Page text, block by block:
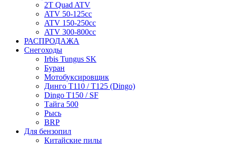
2T Quad ATV
ATV 50-125cc
ATV 150-250cc
ATV 300-800cc
РАСПРОДАЖА
Снегоходы
Irbis Tungus SK
Буран
Мотобуксировщик
Динго T110 / T125 (Dingo)
Dingo T150 / SF
Тайга 500
Рысь
BRP
Для бензопил
Китайские пилы